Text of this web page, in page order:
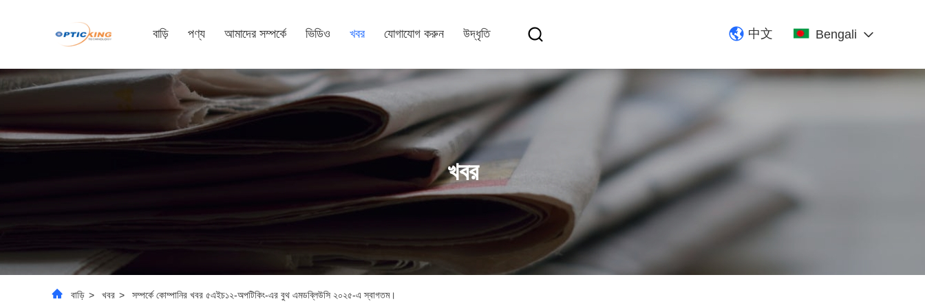
বাড়ি পণ্য আমাদের সম্পর্কে ভিডিও খবর যোগাযোগ করুন উদ্ধৃতি 中文 Bengali
খবর
বাড়ি > খবর > সম্পর্কে কোম্পানির খবর ৫এইচ১২-অপটিকিং-এর বুথ এমডব্লিউসি ২০২৫-এ স্বাগতম।